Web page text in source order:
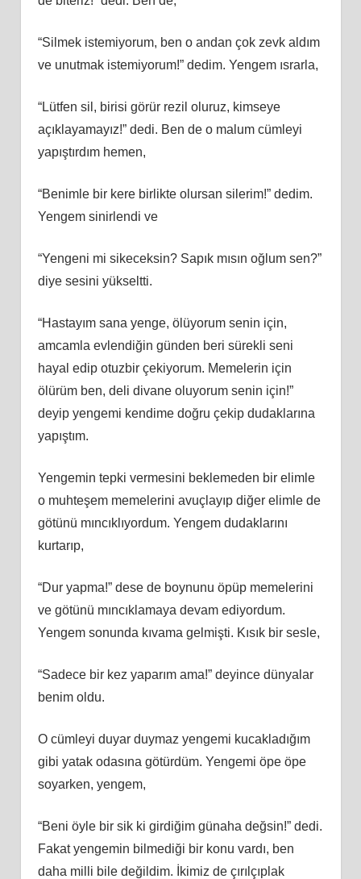
“Silmek istemiyorum, ben o andan çok zevk aldım
ve unutmak istemiyorum!” dedim. Yengem ısrarla,
“Lütfen sil, birisi görür rezil oluruz, kimseye
açıklayamayız!” dedi. Ben de o malum cümleyi
yapıştırdım hemen,
“Benimle bir kere birlikte olursan silerim!” dedim.
Yengem sinirlendi ve
“Yengeni mi sikeceksin? Sapık mısın oğlum sen?”
diye sesini yükseltti.
“Hastayım sana yenge, ölüyorum senin için,
amcamla evlendiğin günden beri sürekli seni
hayal edip otuzbir çekiyorum. Memelerin için
ölürüm ben, deli divane oluyorum senin için!”
deyip yengemi kendime doğru çekip dudaklarına
yapıştım.
Yengemin tepki vermesini beklemeden bir elimle
o muhteşem memelerini avuçlayıp diğer elimle de
götünü mıncıklıyordum. Yengem dudaklarını
kurtarıp,
“Dur yapma!” dese de boynunu öpüp memelerini
ve götünü mıncıklamaya devam ediyordum.
Yengem sonunda kıvama gelmişti. Kısık bir sesle,
“Sadece bir kez yaparım ama!” deyince dünyalar
benim oldu.
O cümleyi duyar duymaz yengemi kucakladığım
gibi yatak odasına götürdüm. Yengemi öpe öpe
soyarken, yengem,
“Beni öyle bir sik ki girdiğim günaha değsin!” dedi.
Fakat yengemin bilmediği bir konu vardı, ben
daha milli bile değildim. İkimiz de çırılçıplak